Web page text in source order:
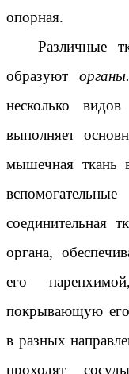
опорная.
Различные
образуют органы.
несколько
выполняет
мышечная ткань
соединительная
органа,
его
покрывающую
в разных
проходят